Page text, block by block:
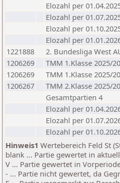
Elozahl per
Elozahl per
Elozahl per
Elozahl per
1221888
2. Bundesliga West
1206269
TMM 1.Klasse 2025/
1206269
TMM 1.Klasse 2025/
1206267
TMM 2.Klasse 2025/
Gesamtpartien 4
Elozahl per
Elozahl per
Elozahl per
Hinweis1 Wertebereich Feld St
blank ... Partie gewertet in
V ... Partie gewertet in
- ... Partie nicht gewertet, da